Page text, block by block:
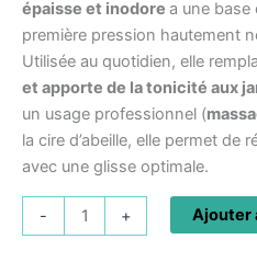
épaisse et inodore a une base
première pression hautement
Utilisée au quotidien, elle
et apporte de la tonicité aux
un usage professionnel (
la cire d’abeille, elle permet de
avec une glisse optimale.
- + Ajouter